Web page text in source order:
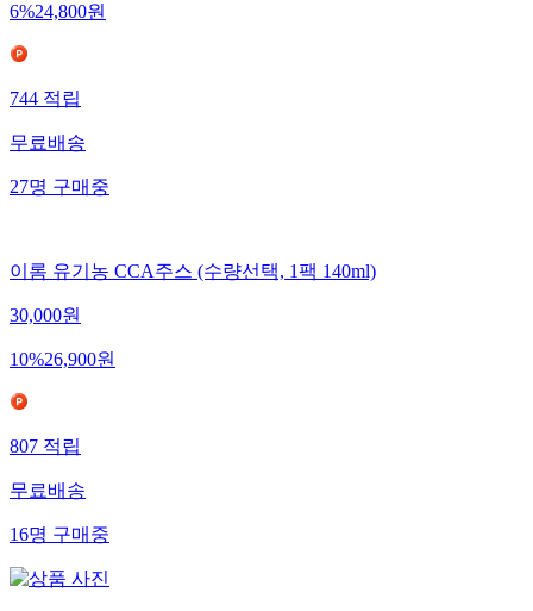
6%24,800원
744 적립
무료배송
27명 구매중
이롬 유기농 CCA주스 (수량선택, 1팩 140ml)
30,000원
10%26,900원
807 적립
무료배송
16명 구매중